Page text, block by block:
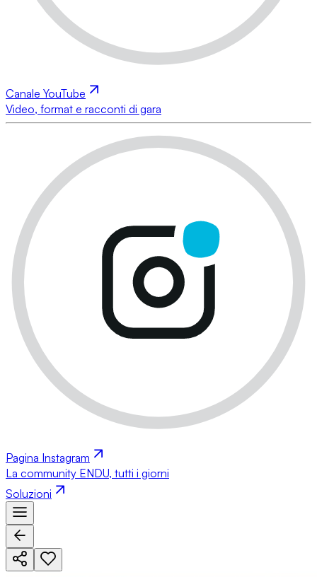
Canale YouTube
Video, format e racconti di gara
Pagina Instagram
La community ENDU, tutti i giorni
Soluzioni